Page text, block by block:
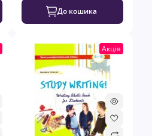
До кошика
Акція